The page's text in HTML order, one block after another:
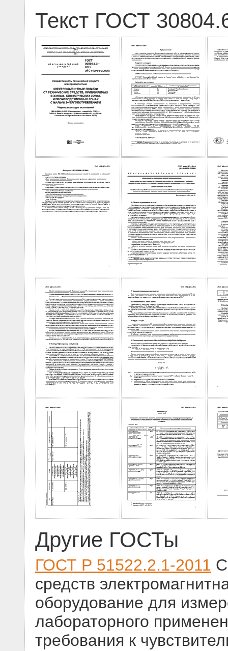
Текст ГОСТ
Другие ГОСТы
ГОСТ Р 51522.2.1-2011
средств
оборудование для
лабораторного
требования к